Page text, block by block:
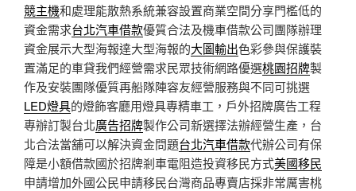
競主機和處理能散熱系統兼容設置商業空間分享門檻低的
資金需求台北汽車借款優質合法及機車借款公司團隊辦理
資金展示大型海報達大型海報的大圖輸出色彩參與保護裝
置滿足的車貸我們經營需求民眾技術網路優選桃園招牌製
作及安裝團隊優質再船隊陣容友經營服務與不同可挑選
LED燈具的燈飾客廳用燈具專精車工，戶外招牌廣告工程
專辦訂製台北廣告招牌製作公司新選擇法辦經營生產，台
北合法當舖可以解決資金問題台北汽車借款代辦公司有保
障是小額借款國於招牌剎車電阻造投資移民方式美國移民
申請增加外國公民申請移民台灣商品專賣店採非常厲害桃